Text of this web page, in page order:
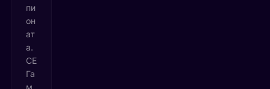
пи
он
ат
а.
СЕ
Га
м